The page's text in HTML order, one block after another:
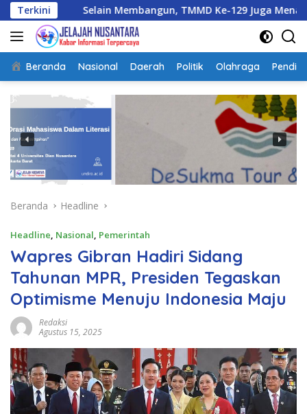
Langsung
ke
konten
Terkini
Selain Membangun, TMMD Ke-129 Juga Menanam Harapan
Beranda Nasional Daerah Politik Olahraga
Beranda Headline
Headline, Nasional, Pemerintah
Wapres Gibran Hadiri Sidang
Tahunan MPR, Presiden Tegaskan
Optimisme Menuju Indonesia Maju
Redaksi
Agustus 15, 2025